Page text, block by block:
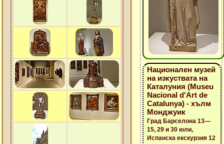
Национален музей
на изкуствата на
Каталуния (Museu
Nacional d'Art de
Catalunya) - хълм
Монджуик
Град Барселона 13—
15, 29 и 30 юли,
Испанска екскурзия 12